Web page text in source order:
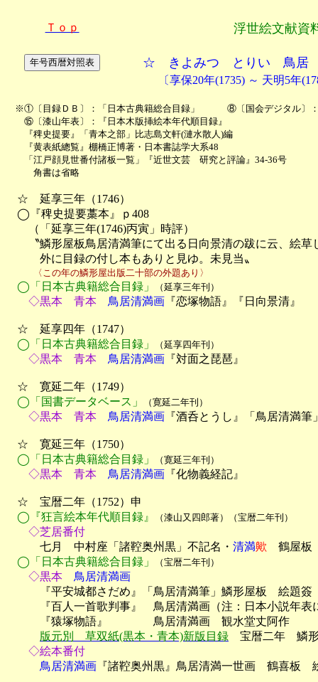
Ｔｏｐ 浮世絵文献資
☆ きよみつ とりい 鳥居
〔享保20年(1735) ～ 天明5年
※①〔目録ＤＢ〕：「日本古典籍総合目録」　　　⑧〔国会デジタル〕
⑮〔漆山年表〕：『日本木版挿絵本年代順目録』
『稗史提要』「青本之部」比志島文軒(漣水散人)編
『黄表紙總覧』棚橋正博著・日本書誌学大系48
「江戸顔見世番付諸板一覧」『近世文芸　研究と評論』34-36号
角書は省略
☆　延享三年（1746）
◯『稗史提要藁本』ｐ408
（「延享三年(1746)丙寅」時評）
〝鱗形屋板鳥居清満筆にて出る日向景清の跋に云、絵草
外に目録の付し本もありと見ゆ。未見当〟
〈この年の鱗形屋出版二十部の外題あり〉
◯「日本古典籍総合目録」 （延享三年刊）
◇黒本　青本 鳥居清満画 『恋塚物語』『日向景清』
☆　延享四年（1747）
◯「日本古典籍総合目録」
（延享四年刊）
◇黒本　青本 鳥居清満画 『対面之琵琶』
☆　寛延二年（1749）
◯「国書データベース」
（寛延二年刊）
◇黒本　青本 鳥居清満画 『酒呑とうし』「鳥居清満
☆　寛延三年（1750）
◯「日本古典籍総合目録」
（寛延三年刊）
◇黒本　青本 鳥居清満画 『化物義経記』
☆　宝暦二年（1752）申
◯『狂言絵本年代順目録』
（漆山又四郎著）（宝暦二年刊）
◇芝居番付
七月　中村座「諸鞚奥州黒」不記名・ 清満歟 鶴屋板
◯「日本古典籍総合目録」 （宝暦二年刊）
◇黒本 鳥居清満画
『平安城都さだめ』「鳥居清満筆」鱗形屋板　絵題簽
『百人一首歌判事』　鳥居清満画（注：日本小説年表
『猿塚物語』　　　　鳥居清満画　観水堂丈阿作
版元別　草双紙(黒本・青本)新版目録 宝暦二年　鱗
◇絵本番付
鳥居清満画 『諸鞚奥州黒』鳥居清満一世画　鶴喜板